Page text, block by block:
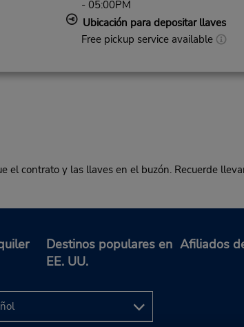
- 05:00PM
Ubicación para depositar llaves
Free pickup service available
el contrato y las llaves en el buzón. Recuerde
Destinos populares en
EE. UU.
Afiliados